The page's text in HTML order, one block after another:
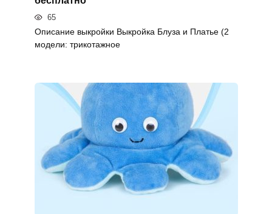
65
Описание выкройки Выкройка Блуза и Платье (2
модели: трикотажное